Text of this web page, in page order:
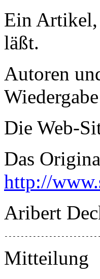
Ein Artikel,
läßt.
Autoren
Die Web-
Das
http://
Aribert
Mitteilung